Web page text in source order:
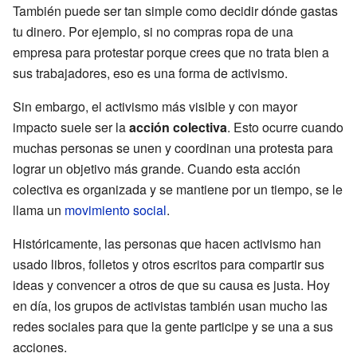
También puede ser tan simple como decidir dónde gastas
tu dinero. Por ejemplo, si no compras ropa de una
empresa para protestar porque crees que no trata bien a
sus trabajadores, eso es una forma de activismo.
Sin embargo, el activismo más visible y con mayor
impacto suele ser laacción colectiva. Esto ocurre cuando
muchas personas se unen y coordinan una protesta para
lograr un objetivo más grande. Cuando esta acción
colectiva es organizada y se mantiene por un tiempo, se le
llama un movimiento social.
Históricamente, las personas que hacen activismo han
usado libros, folletos y otros escritos para compartir sus
ideas y convencer a otros de que su causa es justa. Hoy
en día, los grupos de activistas también usan mucho las
redes sociales para que la gente participe y se una a sus
acciones.